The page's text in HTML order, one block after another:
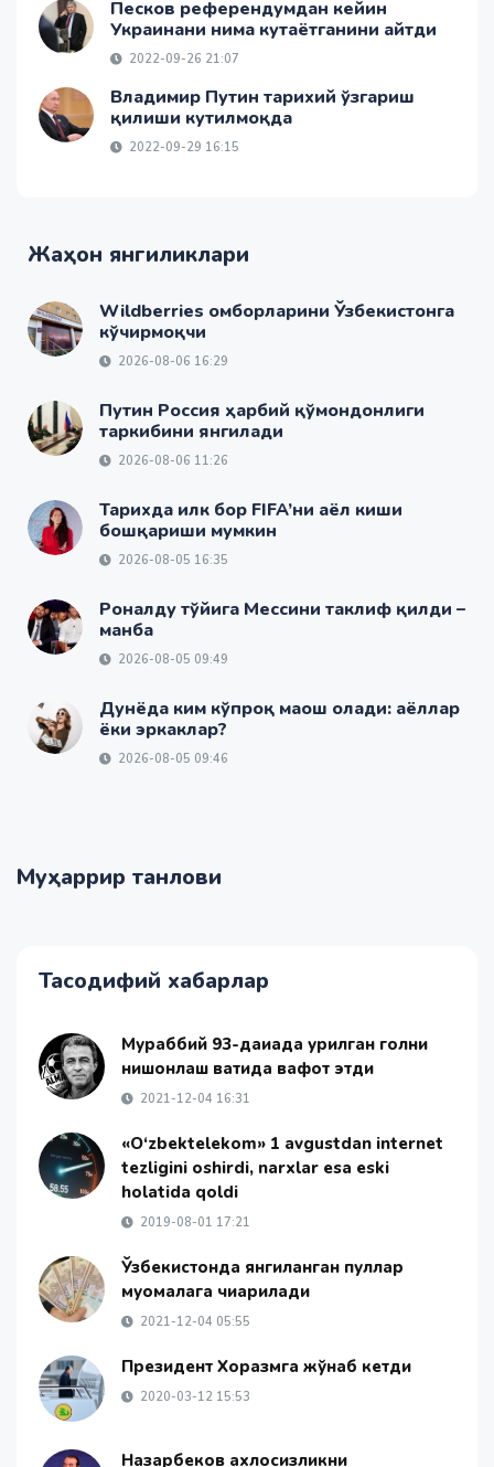
Песков референдумдан кейин
Украинани нима кутаётганини айтди
2022-09-26 21:07
Владимир Путин тарихий ўзгариш
қилиши кутилмоқда
2022-09-29 16:15
Жаҳон янгиликлари
Wildberries омборларини Ўзбекистонга
кўчирмоқчи
2026-08-06 16:29
Путин Россия ҳарбий қўмондонлиги
таркибини янгилади
2026-08-06 11:26
Тарихда илк бор FIFA’ни аёл киши
бошқариши мумкин
2026-08-05 16:35
Роналду тўйига Мессини таклиф қилди –
манба
2026-08-05 09:49
Дунёда ким кўпроқ маош олади: аёллар
ёки эркаклар?
2026-08-05 09:46
Муҳаррир танлови
Тасодифий хабарлар
Мураббий 93-дақиқада урилган голни
нишонлаш вақтида вафот этди
2021-12-04 16:31
«O‘zbektelekom» 1 avgustdan internet
tezligini oshirdi, narxlar esa eski
holatida qoldi
2019-08-01 17:21
Ўзбекистонда янгиланган пуллар
муомалага чиқарилади
2021-12-04 05:55
Президент Хоразмга жўнаб кетди
2020-03-12 15:53
Назарбеков ахлоқсизликни